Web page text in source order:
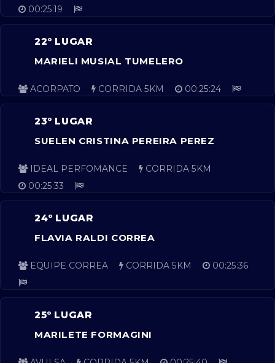
00:25:19
22º LUGAR
MARIELI MUSIAL TUMELERO
ACORPATO CORRIDA 5KM 00:25:24
23º LUGAR
SUELEN CRISTINA PEREIRA PEREZ
IDEAL PERFOMANCE
CORRIDA 5KM
00:25:33
24º LUGAR
FLAVIA RALDI CORREA
EQUIPE CORREA CORRIDA 5KM 00:25:36
25º LUGAR
MARILETE FORMAGINI